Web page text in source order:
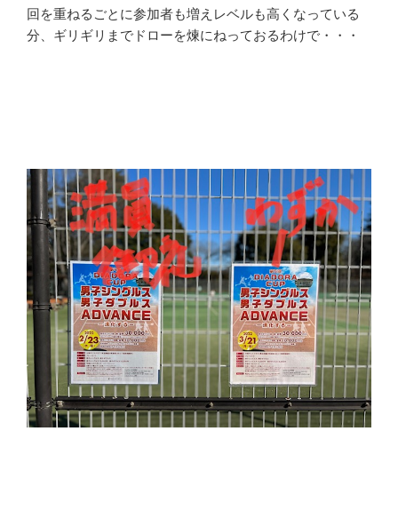
回を重ねるごとに参加者も増えレベルも高くなっている
分、ギリギリまでドローを煉にねっておるわけで・・・